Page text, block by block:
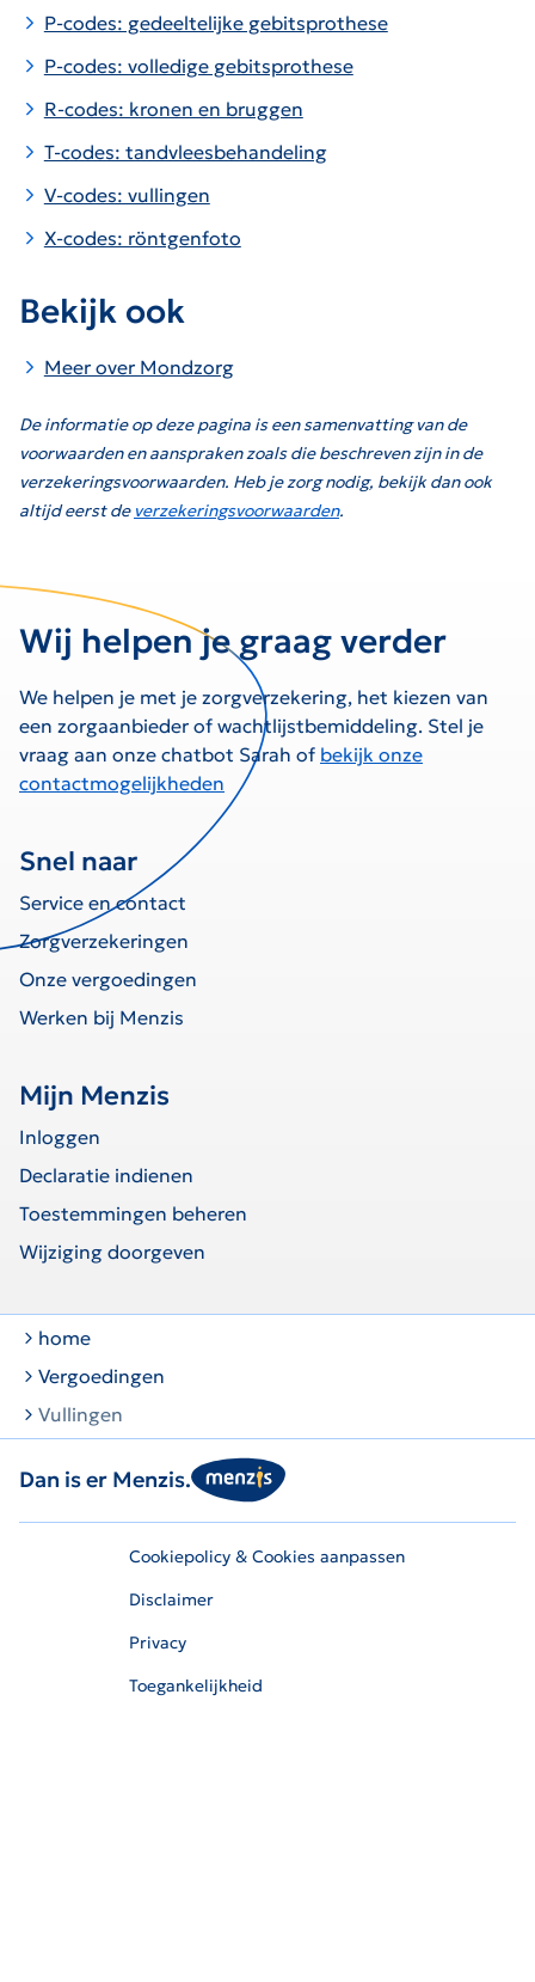
P-codes: gedeeltelijke gebitsprothese
P-codes: volledige gebitsprothese
R-codes: kronen en bruggen
T-codes: tandvleesbehandeling
V-codes: vullingen
X-codes: röntgenfoto
Bekijk ook
Meer over Mondzorg
De informatie op deze pagina is een samenvatting van de
voorwaarden en aanspraken zoals die beschreven zijn in de
verzekeringsvoorwaarden. Heb je zorg nodig, bekijk dan ook
altijd eerst de verzekeringsvoorwaarden.
Wij helpen je graag verder
We helpen je met je zorgverzekering, het kiezen van
een zorgaanbieder of wachtlijstbemiddeling. Stel je
vraag aan onze chatbot Sarah of bekijk onze
contactmogelijkheden
Snel naar
Service en contact
Zorgverzekeringen
Onze vergoedingen
Werken bij Menzis
Mijn Menzis
Inloggen
Declaratie indienen
Toestemmingen beheren
Wijziging doorgeven
home
Vergoedingen
Vullingen
Dan is er Menzis.
Cookiepolicy & Cookies aanpassen
Disclaimer
Privacy
Toegankelijkheid